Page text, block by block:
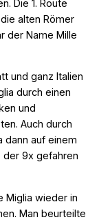
Die 1. Route
alten Römer
der Name Mille
und ganz Italien
durch einen
und
Auch durch
dann auf einem
der 9x gefahren
Miglia wieder in
Man beurteilte